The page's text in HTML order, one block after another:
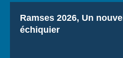
Titre
Ramses 2026, Un
échiquier